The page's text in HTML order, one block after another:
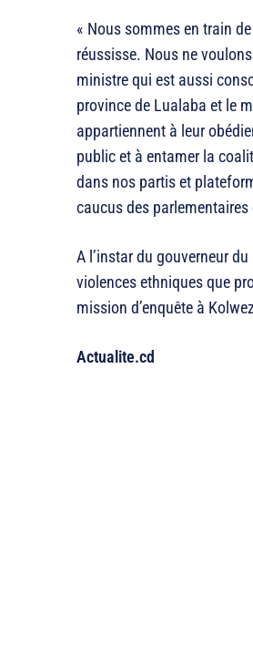
« Nous sommes en train
réussisse. Nous ne
ministre qui est aussi
province de Lualaba et le
appartiennent à leur
public et à entamer la
dans nos partis et
caucus des
A l’instar du gouverneur
violences ethniques que
mission d’enquête à
Actualite.cd